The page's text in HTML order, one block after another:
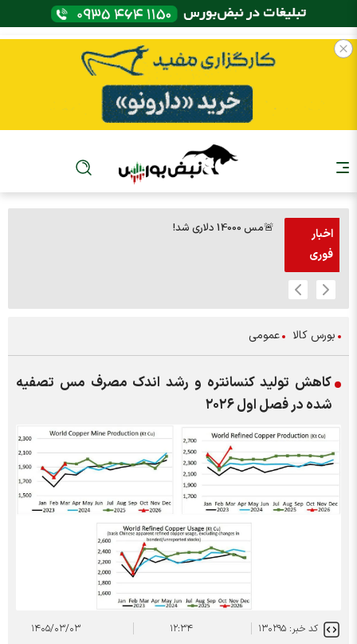
اخبار
فوری
🚨مس 14000 دلاری شد!
بورس کالا عمومی
کاهش تولید کنسانتره و رشد اندک مصرف مس تصفیه
شده در فصل اول ۲۰۲۶
کد خبر: ۱۳۰۲۹۵ ۱۲:۳۴ ۱۴۰۵/۰۳/۰۳